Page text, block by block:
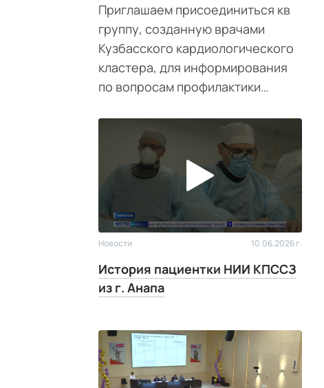
Приглашаем присоединиться кв
группу, созданную врачами
Кузбасского кардиологического
кластера, для информирования
по вопросам профилактики
Новости 10.06.2026 г.
История пациентки НИИ КПССЗ
из г. Анапа